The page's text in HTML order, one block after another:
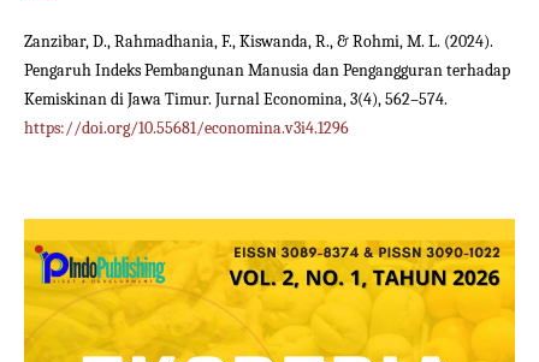
Zanzibar, D., Rahmadhania, F., Kiswanda, R., & Rohmi, M. L. (2024).
Pengaruh Indeks Pembangunan Manusia dan Pengangguran terhadap
Kemiskinan di Jawa Timur. Jurnal Economina, 3(4), 562–574.
https://doi.org/10.55681/economina.v3i4.1296